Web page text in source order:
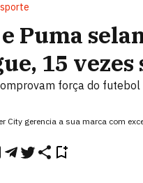
Puma
15
força do
City gerencia a sua marca com